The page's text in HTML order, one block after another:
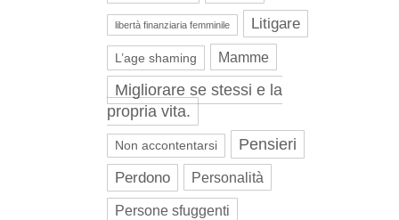
libertà finanziaria femminile Litigare
L’age shaming Mamme
Migliorare se stessi e la
propria vita.
Non accontentarsi Pensieri
Perdono Personalità
Persone sfuggenti